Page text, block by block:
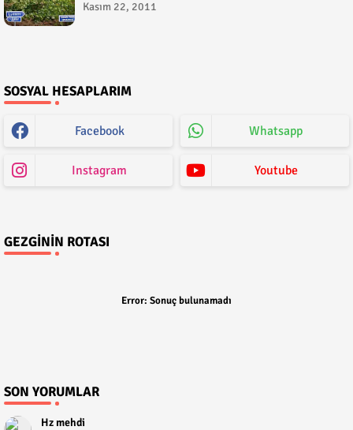
Kasım 22, 2011
SOSYAL HESAPLARIM
Facebook Whatsapp
Instagram Youtube
GEZGININ ROTASI
Error: Sonuç bulunamadı
SON YORUMLAR
Hz mehdi